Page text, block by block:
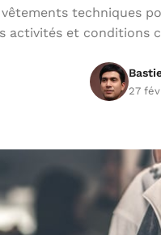
vêtements techniques
activités et conditions
27